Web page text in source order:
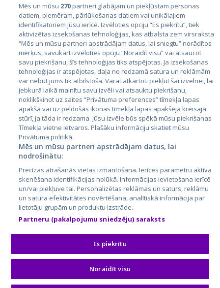
Valstis
Igaunija
Latvija
Lietuva
City24.lv
City24.ee
GetaPro.lv
GetaPro.ee
Skelbiu.lt
Autoplius.lt
Aruodas.lt
CVbankas.lt
Kainos.lt
Paslaugos.lt
auto24.ee
Osta.ee
KuldneBörs.ee
© 2026 GetaPro. Visas tiesības aizsargātas.
Mēs un mūsu 270partneri glabājam un piekļūstam personas
datiem, piemēram, pārlūkošanas datiem vai unikālajiem
identifikatoriem jūsu ierīcē. Izvēloties opciju “Es piekrītu”, tiek
aktivizētas izsekošanas tehnoloģijas, kas atbalsta zem virsraksta
“Mēs un mūsu partneri apstrādājam datus, lai sniegtu” norādītos
mērķus, savukārt izvēloties opciju “Noraidīt visu” vai atsaucot
savu piekrišanu, šīs tehnoloģijas tiks atspējotas. Ja izsekošanas
tehnoloģijas ir atspējotas, daļa no redzamā satura un reklāmām
var nebūt jums tik atbilstoša. Varat atkārtoti piekļūt šai izvēlnei, lai
jebkurā laikā mainītu savu izvēli vai atsauktu piekrišanu,
noklikšķinot uz saites “Privātuma preferences” tīmekļa lapas
apakšā vai uz peldošās ikonas tīmekļa lapas apakšējā kreisajā
stūrī, ja tāda ir redzama. Jūsu izvēle būs spēkā mūsu piekrišanas
Tīmekļa vietne ietvaros. Plašāku informāciju skatiet mūsu
Privātuma politikā.
Mēs un mūsu partneri apstrādājam datus, lai
nodrošinātu:
Precīzas atrašanās vietas izmantošana. Ierīces parametru aktīva
skenēšana identifikācijas nolūkā. Informācijas ievietošana ierīcē
un/vai piekļuve tai. Personalizētas reklāmas un saturs, reklāmu
un satura efektivitātes novērtēšana, analītiskā informācija par
lietotāju grupām un produktu izstrāde.
Partneru (pakalpojumu sniedzēju) saraksts
Es piekrītu
Noraidīt visu